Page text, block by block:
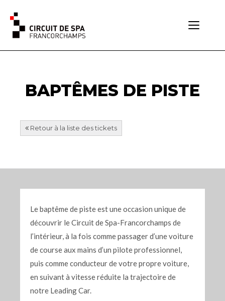
Toggle
BAPTÊMES DE PISTE
Retour à la liste des tickets
Le baptême de piste est une occasion unique de
découvrir le Circuit de Spa-Francorchamps de
l’intérieur, à la fois comme passager d’une voiture
de course aux mains d’un pilote professionnel,
puis comme conducteur de votre propre voiture,
en suivant à vitesse réduite la trajectoire de
notre Leading Car.